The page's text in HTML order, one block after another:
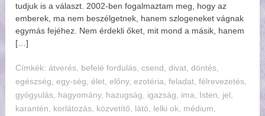
tudjuk is a választ. 2002-ben fogalmaztam meg, hogy az
emberek, ma nem beszélgetnek, hanem szlogeneket vágnak
egymás fejéhez. Nem érdekli őket, mit mond a másik, hanem
[…]
Címkék:tverés, befelé fordulás,csend,divat,döntés,
egészség,egy-ség,élet,előny,ezotéria,feladat,félrevezetés,
gyógyulás, hagyomány, hazugság, igazság, ima, Isten, jel,
karantén, korlátozás, közvetítő, látó, lelki ok, médium,